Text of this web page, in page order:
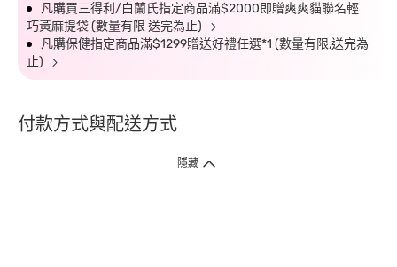
凡購買三得利/白蘭氏指定商品滿$2000即贈爽爽貓聯名輕
巧黃麻提袋 (數量有限 送完為止)
凡購保健指定商品滿$1299贈送好禮任選*1 (數量有限,送完為
止)
付款方式與配送方式
隱藏